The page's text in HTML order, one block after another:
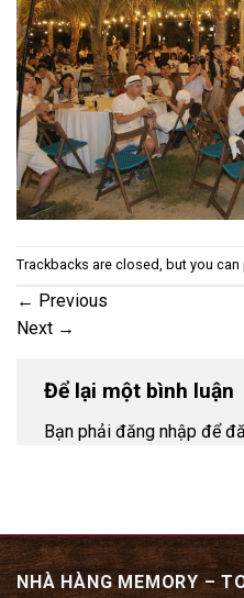
Trackbacks are closed, but you can
← Previous
Next →
Để lại một bình luận
Bạn phải đăng nhập để
NHÀ HÀNG MEMORY –